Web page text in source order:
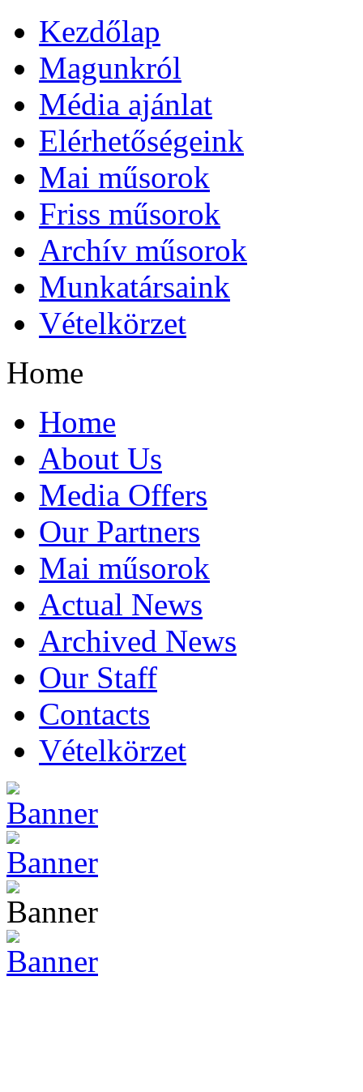
Kezdőlap
Magunkról
Média ajánlat
Elérhetőségeink
Mai műsorok
Friss műsorok
Archív műsorok
Munkatársaink
Vételkörzet
Home
Home
About Us
Media Offers
Our Partners
Mai műsorok
Actual News
Archived News
Our Staff
Contacts
Vételkörzet